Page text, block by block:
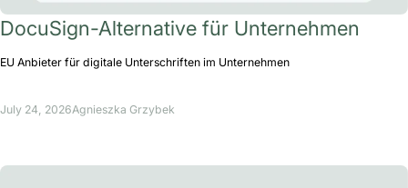
DocuSign-Alternative für Unternehmen
EU Anbieter für digitale Unterschriften im Unternehmen
July 24, 2026Agnieszka Grzybek